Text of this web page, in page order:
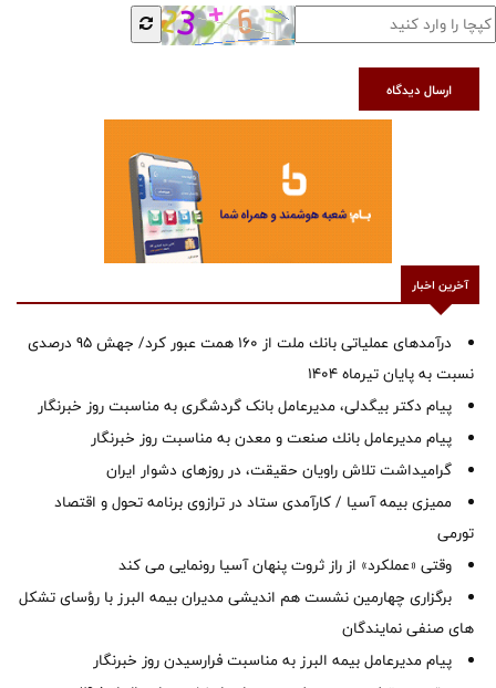
ارسال دیدگاه
آخرین اخبار
درآمدهای عملیاتی بانك ملت از 160 همت عبور كرد/ جهش 95 درصدی
نسبت به پایان تیرماه 1404
پیام دکتر بیگدلی، مدیرعامل بانک گردشگری به مناسبت روز خبرنگار
پیام مدیرعامل بانك صنعت و معدن به مناسبت روز خبرنگار
گرامیداشت تلاش راویان حقیقت، در روزهای دشوار ایران
ممیزی بیمه آسیا / کارآمدی ستاد در ترازوی برنامه تحول و اقتصاد
تورمی
وقتی «عملکرد» از راز ثروت پنهان آسیا رونمایی می کند
برگزاری چهارمین نشست هم اندیشی مدیران بیمه البرز با رؤسای تشکل
های صنفی نمایندگان
پیام مدیرعامل بیمه البرز به مناسبت فرارسیدن روز خبرنگار